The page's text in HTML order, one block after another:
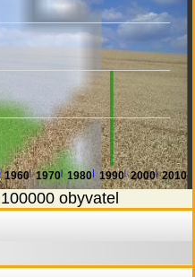
1960 1970 1980 1990 2000 2010
obyvatel